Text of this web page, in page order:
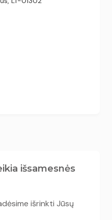
išsamesnės
išrinkti Jūsų